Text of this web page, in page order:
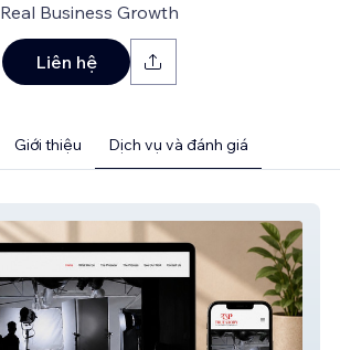
Real Business Growth
Liên hệ
Giới thiệu Dịch vụ và đánh giá